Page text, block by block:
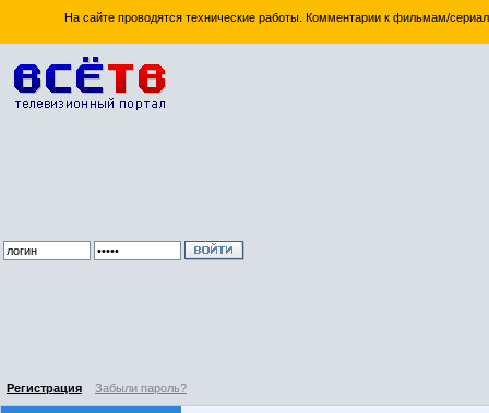
На сайте проводятся технические работы. Комментарии к фильмам/
Регистрация Забыли пароль?